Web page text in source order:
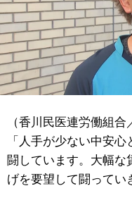
（香川民医連労働組合
「人手が少ない中安
闘しています。大幅な
げを要望して闘ってい